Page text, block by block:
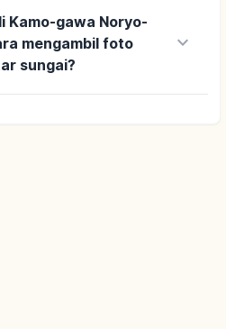
Kamo-gawa Noryo-
mengambil foto
sungai?
keyboard_arrow_down